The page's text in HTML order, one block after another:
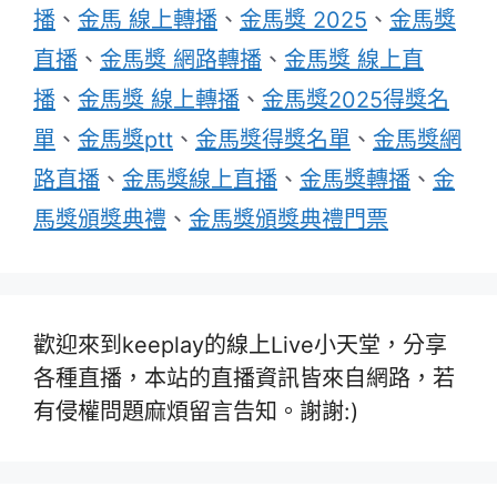
播 、 金馬 線上轉播 、 金馬獎 2025 、 金馬獎
直播 、 金馬獎 網路轉播 、 金馬獎 線上直
播 、 金馬獎 線上轉播 、 金馬獎2025得獎名
單 、 金馬獎ptt 、 金馬獎得獎名單 、 金馬獎網
路直播 、 金馬獎線上直播 、 金馬獎轉播 、 金
馬獎頒獎典禮 、 金馬獎頒獎典禮門票
歡迎來到keeplay的線上Live小天堂，分享
各種直播，本站的直播資訊皆來自網路，若
有侵權問題麻煩留言告知。謝謝:)